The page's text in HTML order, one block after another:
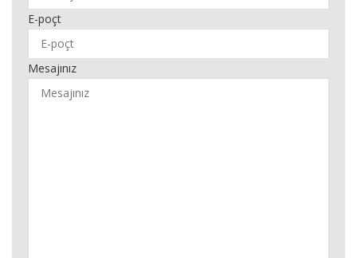
E-poçt
Mesajınız